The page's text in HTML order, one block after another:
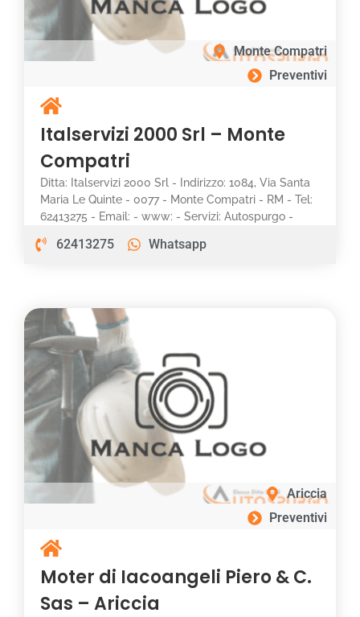
Monte Compatri
Preventivi
Italservizi 2000 Srl – Monte
Compatri
Ditta: Italservizi 2000 Srl - Indirizzo: 1084, Via Santa
Maria Le Quinte - 0077 - Monte Compatri - RM - Tel:
62413275 - Email: - www: - Servizi: Autospurgo -
62413275 Whatsapp
Ariccia
Preventivi
Moter di Iacoangeli Piero & C.
Sas – Ariccia